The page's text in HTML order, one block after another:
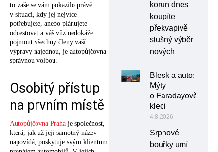
to vaše se vám pokazilo právě
v situaci, kdy jej nejvíce
potřebujete, anebo plánujete
odcestovat a váš vůz nedokáže
pojmout všechny členy vaší
výpravy najednou, je autopůjčovna
správnou volbou.
Osobitý přístup
na prvním místě
Autopůjčovna Praha je společnost,
která, jak už její samotný název
napovídá, poskytuje svým klientům
korun dnes
koupíte
překvapivě
slušný výběr
nových
Blesk a auto:
Mýty
o Faradayově
kleci
4.8.2026
Srpnové
bouřky umí